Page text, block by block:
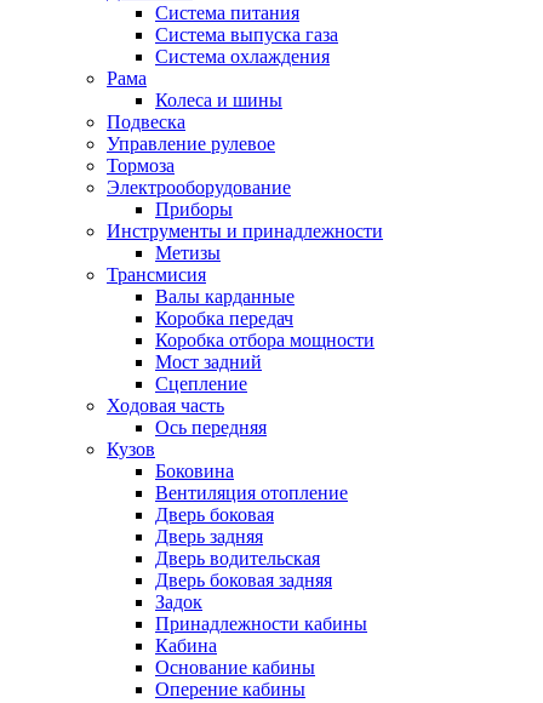
Система питания
Система выпуска газа
Система охлаждения
Рама
Колеса и шины
Подвеска
Управление рулевое
Тормоза
Электрооборудование
Приборы
Инструменты и принадлежности
Метизы
Трансмисия
Валы карданные
Коробка передач
Коробка отбора мощности
Мост задний
Сцепление
Ходовая часть
Ось передняя
Кузов
Боковина
Вентиляция отопление
Дверь боковая
Дверь задняя
Дверь водительская
Дверь боковая задняя
Задок
Принадлежности кабины
Кабина
Основание кабины
Оперение кабины